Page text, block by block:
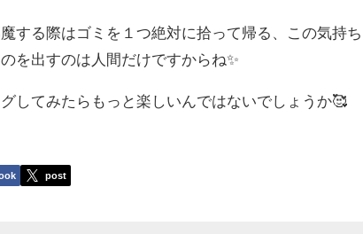
する際はゴミを１つ絶対に拾って帰る、この気持ち
を出すのは人間だけですからね✨
してみたらもっと楽しいんではないでしょうか🥰
post